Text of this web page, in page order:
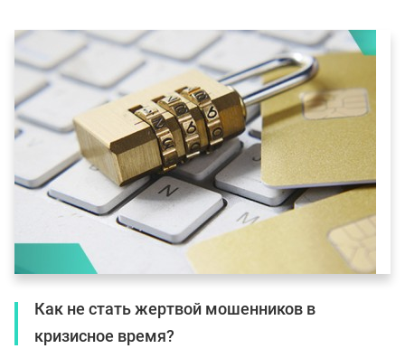
Как не стать жертвой мошенников в
кризисное время?